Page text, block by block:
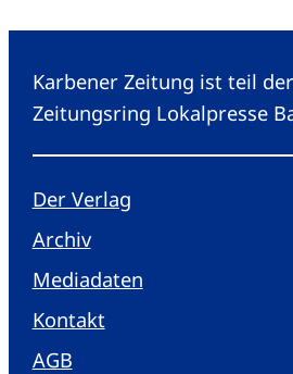
Karbener Zeitung ist teil
Zeitungsring Lokalpresse
Der Verlag
Archiv
Mediadaten
Kontakt
AGB